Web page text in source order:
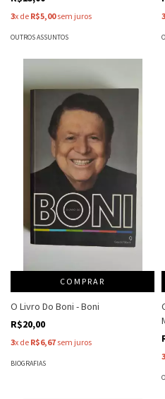
3x de R$5,00sem juros
OUTROS ASSUNTOS
3
COMPRAR
O Livro Do Boni - Boni
R$20,00
3x de R$6,67 sem juros
BIOGRAFIAS
3